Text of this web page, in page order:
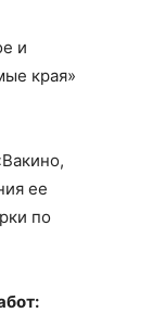
и
края»
ее
по